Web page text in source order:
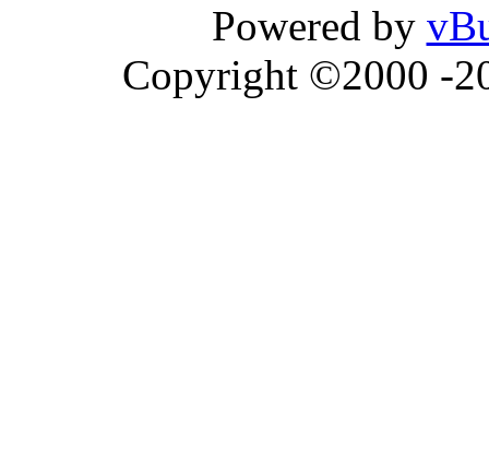
Powered by
Copyright ©2000 -